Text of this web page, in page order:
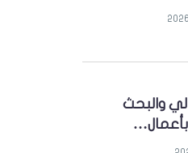
والبحث
بأعمال…